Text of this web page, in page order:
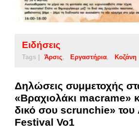
Ειδήσεις
Tags | Άρσις Εργαστήρια Κοζάνη
Δηλώσεις συμμετοχής
«Βραχιολάκι macrame»
δικό σου scrunchie»
Festival Vo1